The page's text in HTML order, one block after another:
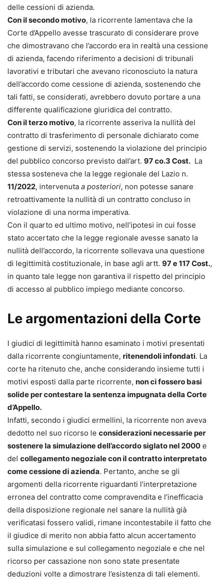
delle cessioni di azienda.
Con il secondo motivo, la ricorrente lamentava che la
Corte d’Appello avesse trascurato di considerare prove
che dimostravano che l’accordo era in realtà una cessione
di azienda, facendo riferimento a decisioni di tribunali
lavorativi e tributari che avevano riconosciuto la natura
dell’accordo come cessione di azienda, sostenendo che
tali fatti, se considerati, avrebbero dovuto portare a una
differente qualificazione giuridica del contratto.
Con il terzo motivo, la ricorrente asseriva la nullità del
contratto di trasferimento di personale dichiarato come
gestione di servizi, sostenendo la violazione del principio
del pubblico concorso previsto dall’art. 97 co.3 Cost. La
stessa sosteneva che la legge regionale del Lazio n.
11/2022, intervenuta a posteriori, non potesse sanare
retroattivamente la nullità di un contratto concluso in
violazione di una norma imperativa.
Con il quarto ed ultimo motivo, nell’ipotesi in cui fosse
stato accertato che la legge regionale avesse sanato la
nullità dell’accordo, la ricorrente sollevava una questione
di legittimità costituzionale, in base agli artt. 97 e 117 Cost.,
in quanto tale legge non garantiva il rispetto del principio
di accesso al pubblico impiego mediante concorso.
Le argomentazioni della Corte
I giudici di legittimità hanno esaminato i motivi presentati
dalla ricorrente congiuntamente, ritenendoli infondati. La
corte ha ritenuto che, anche considerando insieme tutti i
motivi esposti dalla parte ricorrente, non ci fossero basi
solide per contestare la sentenza impugnata della Corte
d’Appello.
Infatti, secondo i giudici ermellini, la ricorrente non aveva
dedotto nel suo ricorso le considerazioni necessarie per
sostenere la simulazione dell’accordo siglato nel 2000 e
del collegamento negoziale con il contratto interpretato
come cessione di azienda. Pertanto, anche se gli
argomenti della ricorrente riguardanti l’interpretazione
erronea del contratto come compravendita e l’inefficacia
della disposizione regionale nel sanare la nullità già
verificatasi fossero validi, rimane incontestabile il fatto che
il giudice di merito non abbia fatto alcun accertamento
sulla simulazione e sul collegamento negoziale e che nel
ricorso per cassazione non sono state presentate
deduzioni volte a dimostrare l’esistenza di tali elementi.